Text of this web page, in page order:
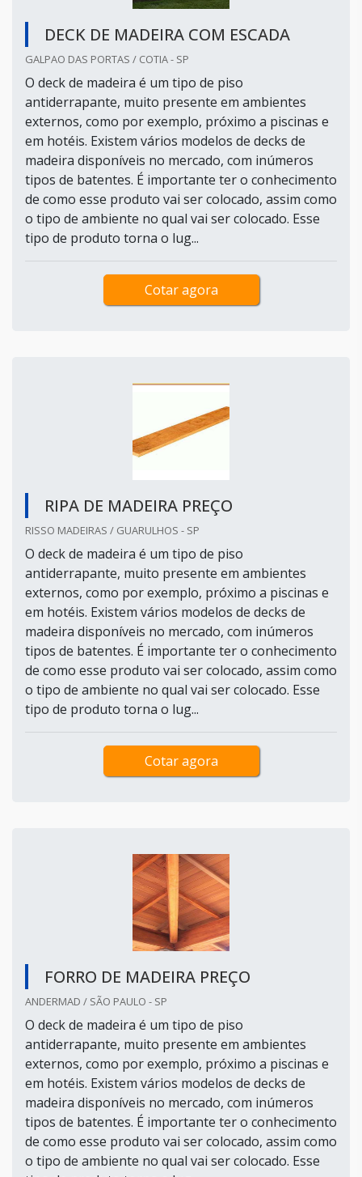
DECK DE MADEIRA COM ESCADA
GALPAO DAS PORTAS / COTIA - SP
O deck de madeira é um tipo de piso
antiderrapante, muito presente em ambientes
externos, como por exemplo, próximo a piscinas e
em hotéis. Existem vários modelos de decks de
madeira disponíveis no mercado, com inúmeros
tipos de batentes. É importante ter o conhecimento
de como esse produto vai ser colocado, assim como
o tipo de ambiente no qual vai ser colocado. Esse
tipo de produto torna o lug...
Cotar agora
RIPA DE MADEIRA PREÇO
RISSO MADEIRAS / GUARULHOS - SP
O deck de madeira é um tipo de piso
antiderrapante, muito presente em ambientes
externos, como por exemplo, próximo a piscinas e
em hotéis. Existem vários modelos de decks de
madeira disponíveis no mercado, com inúmeros
tipos de batentes. É importante ter o conhecimento
de como esse produto vai ser colocado, assim como
o tipo de ambiente no qual vai ser colocado. Esse
tipo de produto torna o lug...
Cotar agora
FORRO DE MADEIRA PREÇO
ANDERMAD / SÃO PAULO - SP
O deck de madeira é um tipo de piso
antiderrapante, muito presente em ambientes
externos, como por exemplo, próximo a piscinas e
em hotéis. Existem vários modelos de decks de
madeira disponíveis no mercado, com inúmeros
tipos de batentes. É importante ter o conhecimento
de como esse produto vai ser colocado, assim como
o tipo de ambiente no qual vai ser colocado. Esse